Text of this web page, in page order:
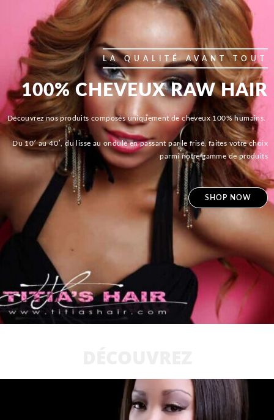
LA QUALITÉ AVANT TOUT
100% CHEVEUX RAW HAIR
Découvrez nos produits composés uniquement de cheveux 100% humains.
Du 10′ au 40′, du lisse au ondulé en passant par le frisé, faites votre choix
parmi notre gamme de produits
SHOP NOW